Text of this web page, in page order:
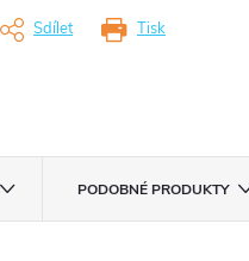
Tisk
Sdílet
PODOBNÉ PRODUKTY